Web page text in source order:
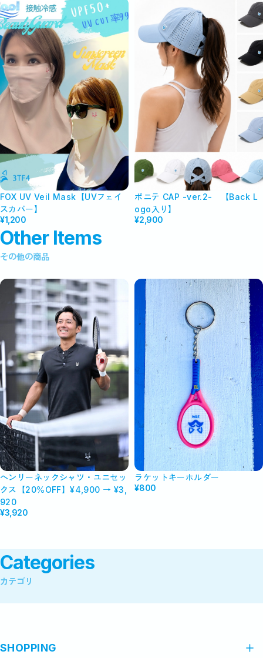
FOX UV Veil Mask【UVフェイ
スカバー】
¥1,200
ポニテ CAP -ver.2- 【Back L
ogo入り】
¥2,900
Other Items
その他の商品
ヘンリーネックシャツ・ユニセッ
クス【20％OFF】¥4,900 → ¥3,
920
¥3,920
ラケットキーホルダー
¥800
Categories
カテゴリ
SHOPPING